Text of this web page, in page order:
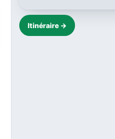
Itinéraire →